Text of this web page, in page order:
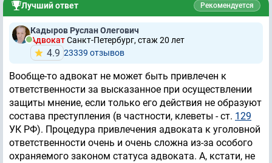
Лучший ответ Рекомендуется
Кадыров Руслан Олегович
АдвокатСанкт-Петербург, стаж 20 лет
4.9 23339 отзывов
Вообще-то адвокат не может быть привлечен к
ответственности за высказанное при осуществлении
защиты мнение, если только его действия не образуют
состава преступления (в частности, клеветы - ст. 129
УК РФ). Процедура привлечения адвоката к уголовной
ответственности очень и очень сложна из-за особого
охраняемого законом статуса адвоката. А, кстати, не